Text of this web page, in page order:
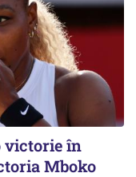
victorie în
Mboko